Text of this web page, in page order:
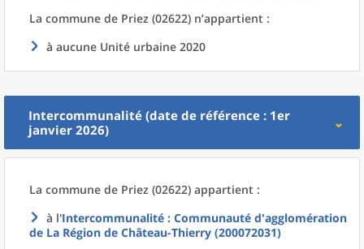
La commune de Priez (02622) n’appartient :
à aucune Unité urbaine 2020
Intercommunalité (date de référence : 1er
janvier 2026)
La commune de Priez (02622) appartient :
à l'Intercommunalité : Communauté d'agglomération
de La Région de Château-Thierry (200072031)